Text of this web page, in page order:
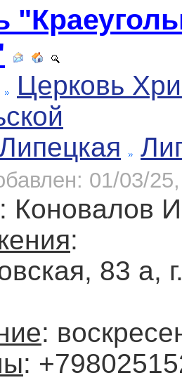
Церковь
01/03/
: Коновалов
:
83 а,
:
: